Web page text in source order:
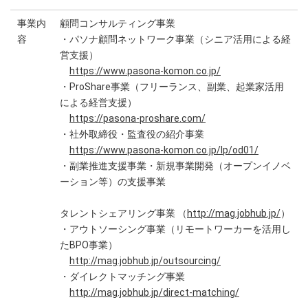
事業内
容
顧問コンサルティング事業
・パソナ顧問ネットワーク事業（シニア活用による経
営支援）
https://www.pasona-komon.co.jp/
・ProShare事業（フリーランス、副業、起業家活用
による経営支援）
https://pasona-proshare.com/
・社外取締役・監査役の紹介事業
https://www.pasona-komon.co.jp/lp/od01/
・副業推進支援事業・新規事業開発（オープンイノベ
ーション等）の支援事業
タレントシェアリング事業 （ http://mag.jobhub.jp/）
・アウトソーシング事業（リモートワーカーを活用し
たBPO事業）
http://mag.jobhub.jp/outsourcing/
・ダイレクトマッチング事業
http://mag.jobhub.jp/direct-matching/